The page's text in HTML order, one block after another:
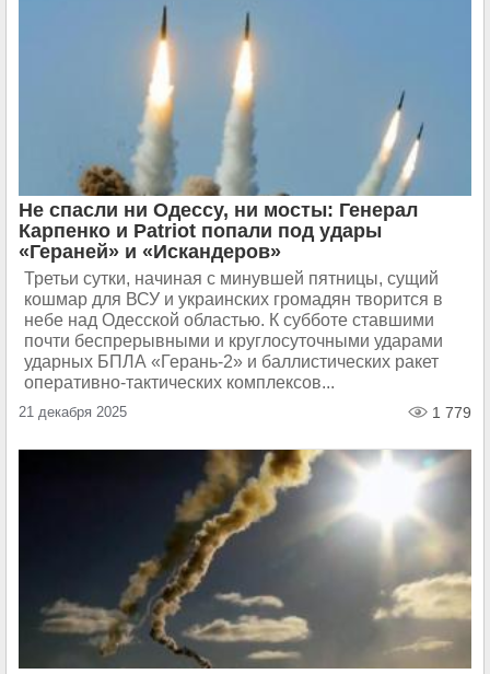
Не спасли ни Одессу, ни мосты: Генерал
Карпенко и Patriot попали под удары
«Гераней» и «Искандеров»
Третьи сутки, начиная с минувшей пятницы, сущий
кошмар для ВСУ и украинских громадян творится в
небе над Одесской областью. К субботе ставшими
почти беспрерывными и круглосуточными ударами
ударных БПЛА «Герань-2» и баллистических ракет
оперативно-тактических комплексов...
21 декабря 2025 1 779